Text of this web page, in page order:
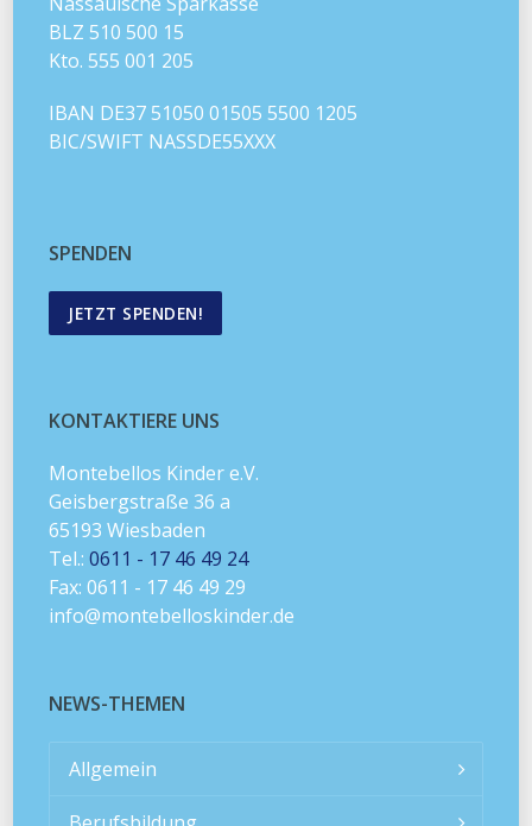
BLZ 510 500 15
Kto. 555 001 205
IBAN DE37 51050 01505 5500 1205
BIC/SWIFT NASSDE55XXX
SPENDEN
JETZT SPENDEN!
KONTAKTIERE UNS
Montebellos Kinder e.V.
Geisbergstraße 36 a
65193 Wiesbaden
Tel.:0611 - 17 46 49 24
Fax: 0611 - 17 46 49 29
info@montebelloskinder.de
NEWS-THEMEN
Allgemein